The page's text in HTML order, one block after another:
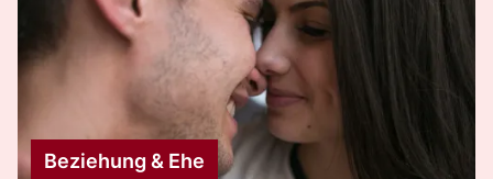
Beziehung & Ehe